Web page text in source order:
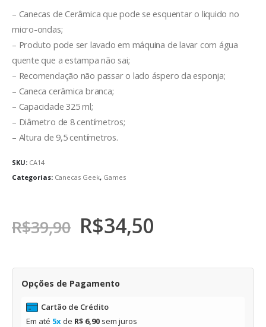
– Canecas de Cerâmica que pode se esquentar o liquido no
micro-ondas;
– Produto pode ser lavado em máquina de lavar com água
quente que a estampa não sai;
– Recomendação não passar o lado áspero da esponja;
– Caneca cerâmica branca;
– Capacidade 325 ml;
– Diâmetro de 8 centímetros;
– Altura de 9,5 centímetros.
SKU: CA14
Categorias: Canecas Geek, Games
R$39,90 R$34,50
Opções de Pagamento
Cartão de Crédito
Em até 5x de R$ 6,90 sem juros